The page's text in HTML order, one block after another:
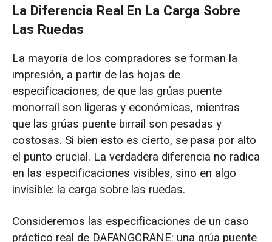
Error 4: Ignorar los efectos adversos de las
clasificaciones de carga excesivas.
Error 5: Centrarse únicamente en el
presupuesto inicial en lugar del coste total a
20 años.
La Diferencia Real En La Carga Sobre
Las Ruedas
La mayoría de los compradores se forman la
impresión, a partir de las hojas de
especificaciones, de que las grúas puente
monorraíl son ligeras y económicas, mientras
que las grúas puente birraíl son pesadas y
costosas. Si bien esto es cierto, se pasa por alto
el punto crucial. La verdadera diferencia no radica
en las especificaciones visibles, sino en algo
invisible: la carga sobre las ruedas.
Consideremos las especificaciones de un caso
práctico real de DAFANGCRANE: una grúa puente